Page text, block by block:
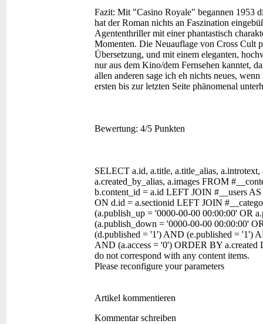
Fazit: Mit "Casino Royale" begannen 1953
hat der Roman nichts an Faszination
Agententhriller mit einer phantastisch
Momenten. Die Neuauflage von Cross Cult
Übersetzung, und mit einem eleganten,
nur aus dem Kino/dem Fernsehen kanntet,
allen anderen sage ich eh nichts neues,
ersten bis zur letzten Seite phänomenal
Bewertung: 4/5 Punkten
SELECT a.id, a.title, a.title_alias, a.introtext,
a.created_by_alias, a.images FROM
b.content_id = a.id LEFT JOIN #__users
ON d.id = a.sectionid LEFT JOIN
(a.publish_up = '0000-00-00 00:00:00' OR
(a.publish_down = '0000-00-00 00:00:00'
(d.published = '1') AND (e.published = '1')
AND (a.access = '0') ORDER BY a.created
do not correspond with any content items.
Please reconfigure your parameters
Artikel kommentieren
Kommentar schreiben